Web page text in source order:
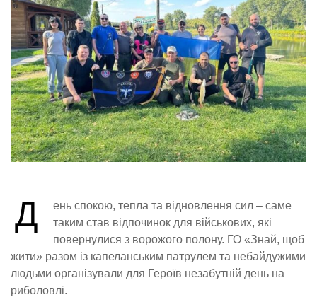
Д
ень спокою, тепла та відновлення сил – саме
таким став відпочинок для військових, які
повернулися з ворожого полону. ГО «Знай, щоб
жити» разом із капеланським патрулем та небайдужими
людьми організували для Героїв незабутній день на
риболовлі.